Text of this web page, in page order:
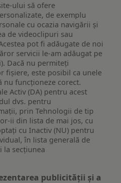
ului să ofere
de exemplu
cu ocazia navigării și
de videoclipuri sau
pot fi adăugate de noi
servicii le-am adăugat pe
Dacă nu permiteți
fișiere, este posibil ca unele
nu funcționeze corect.
Activ (DA) pentru acest
dvs. pentru
prin Tehnologii de tip
ii din lista de mai jos, cu
cu Inactiv (NU) pentru
în lista generală de
la secțiunea
publicității și a